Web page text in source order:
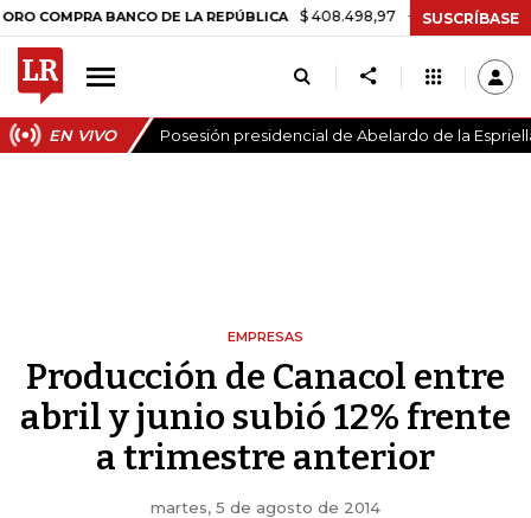
BANCO DE LA REPÚBLICA $ 408.498,97 +$ 8.753,81 +2,19%
SUSCRÍBASE
EN VIVO Posesión presidencial de Abelardo de la
EMPRESAS
Producción de Canacol entre
abril y junio subió 12% frente
a trimestre anterior
martes, 5 de agosto de 2014